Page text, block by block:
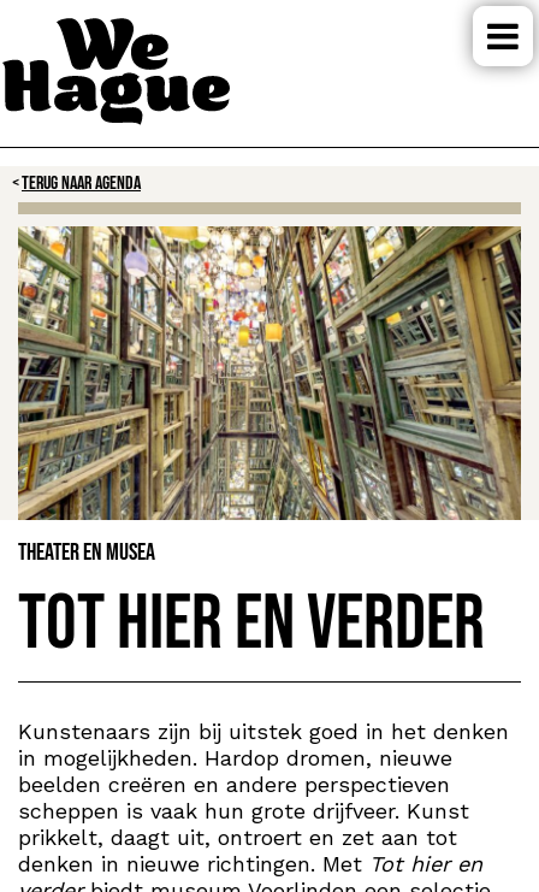
TERUG NAAR AGENDA
Theater en Musea
Tot hier en verder
Kunstenaars zijn bij uitstek goed in het denken
in mogelijkheden. Hardop dromen, nieuwe
beelden creëren en andere perspectieven
scheppen is vaak hun grote drijfveer. Kunst
prikkelt, daagt uit, ontroert en zet aan tot
denken in nieuwe richtingen. Met Tot hier en